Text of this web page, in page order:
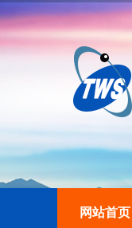
网站首页